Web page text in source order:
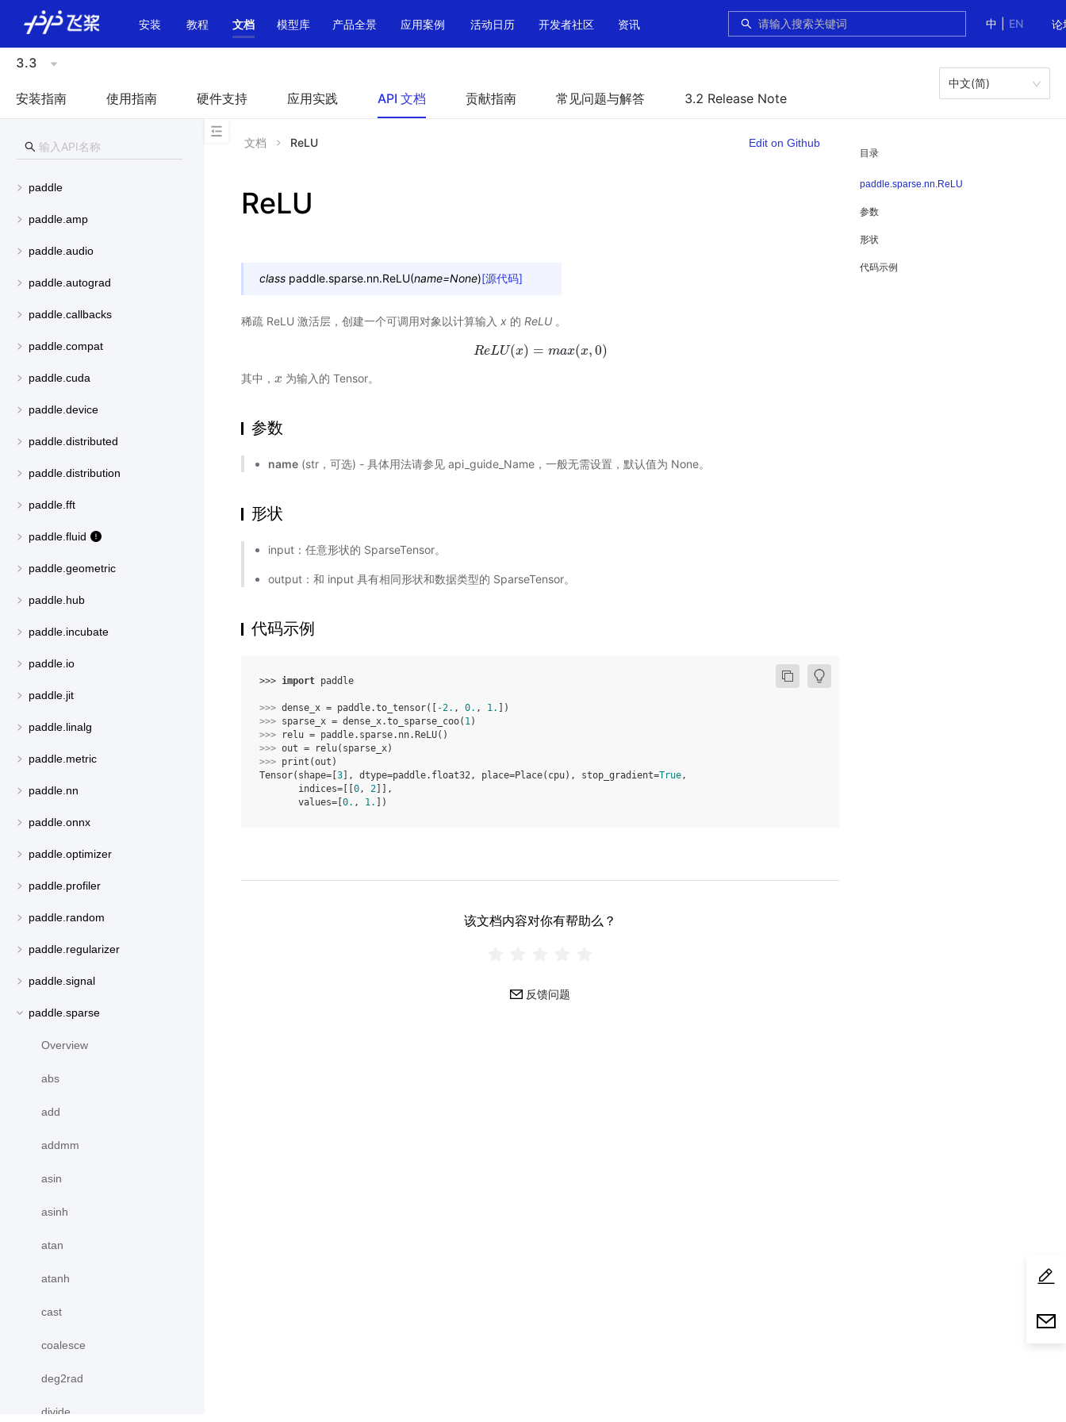
中
EN 论
安装 教程 文档 模型库 产品全景 应用案例 活动日历 开发者社区 资讯
3.3
安装指南 使用指南 硬件支持 应用实践 API 文档 贡献指南 常见问题与解答 3.2 Release Note
中文(简)
paddle
paddle.amp
paddle.audio
paddle.autograd
paddle.callbacks
paddle.compat
paddle.cuda
paddle.device
paddle.distributed
paddle.distribution
paddle.fft
paddle.fluid
paddle.geometric
paddle.hub
paddle.incubate
paddle.io
paddle.jit
paddle.linalg
paddle.metric
paddle.nn
paddle.onnx
paddle.optimizer
paddle.profiler
paddle.random
paddle.regularizer
paddle.signal
paddle.sparse
Overview
abs
add
addmm
asin
asinh
atan
atanh
cast
coalesce
deg2rad
divide
目录
paddle.sparse.nn.ReLU
参数
形状
代码示例
文档 ReLU Edit on Github
ReLU
class paddle.sparse.nn.ReLU(name=None)[源代码]
稀疏 ReLU 激活层，创建一个可调用对象以计算输入 x 的 ReLU 。
ReLU(x) = max(x,0)
ReLU(x )=max(x,0)
其中， x
x 为输入的 Tensor。
参数
name (str，可选) - 具体用法请参见api_guide_Name ，一般无需设置，默认值为 None。
形状
input：任意形状的 SparseTensor。
output：和 input 具有相同形状和数据类型的 SparseTensor。
代码示例
>>> import paddle
>>> dense_x = paddle.to_tensor([ -2. , 0. , 1.
])
>>> sparse_x = dense_x.to_sparse_coo( 1)
>>>
relu = paddle. sparse. nn. ReLU()
>>> out = relu( sparse_x)
>>> print (out )
Tensor(shape=[ 3 ], dtype=paddle.float32, place=Place(cpu), stop_gradient=True,
       indices=[[
0, 2 ]],
       values=[
0. , 1. ])
该文档内容对你有帮助么？
反馈问题